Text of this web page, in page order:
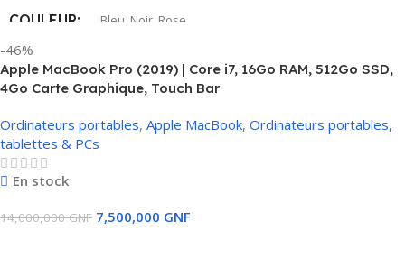
COULEUR Bleu Noir Rose
-46%
Apple MacBook Pro (2019) | Core i7, 16Go RAM, 512Go SSD,
4Go Carte Graphique, Touch Bar
Ordinateurs portables, Apple MacBook, Ordinateurs portables,
tablettes & PCs
En stock
14,000,000GNF 7,500,000 GNF